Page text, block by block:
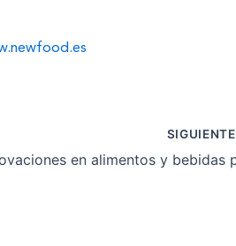
SIGUIENTE